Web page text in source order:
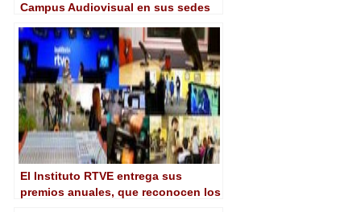
Campus Audiovisual en sus sedes
El Instituto RTVE entrega sus
premios anuales, que reconocen los